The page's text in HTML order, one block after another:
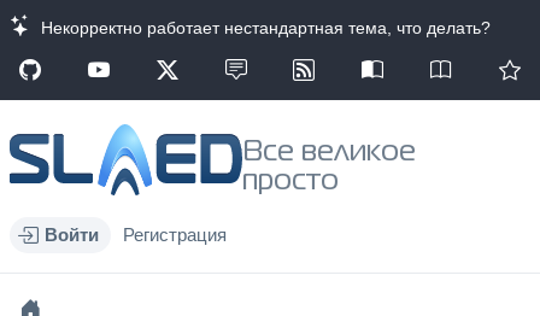
Некорректно работает нестандартная тема, что делать?
Все великое
просто
Войти Регистрация